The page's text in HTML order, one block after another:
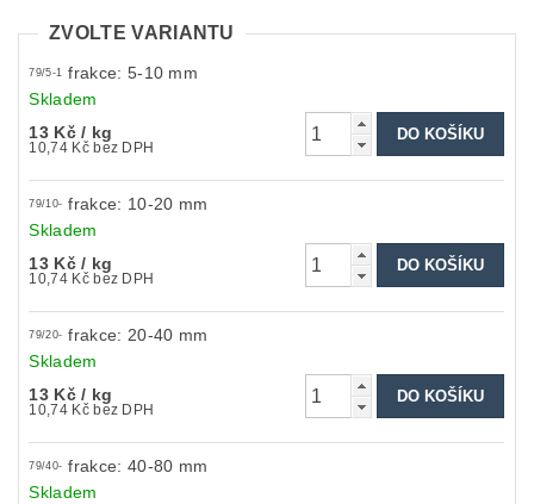
ZVOLTE VARIANTU
79/5-1 frakce: 5-10 mm
Skladem
13 Kč/ kg
10,74 Kč bez DPH
79/10- frakce: 10-20 mm
Skladem
13 Kč/ kg
10,74 Kč bez DPH
79/20- frakce: 20-40 mm
Skladem
13 Kč/ kg
10,74 Kč bez DPH
79/40- frakce: 40-80 mm
Skladem